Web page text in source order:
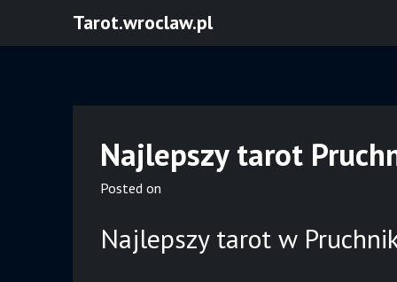
Tarot.wroclaw.pl
Najlepszy tarot
Posted on
Najlepszy tarot w